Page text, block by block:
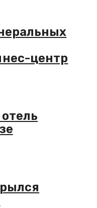
центр